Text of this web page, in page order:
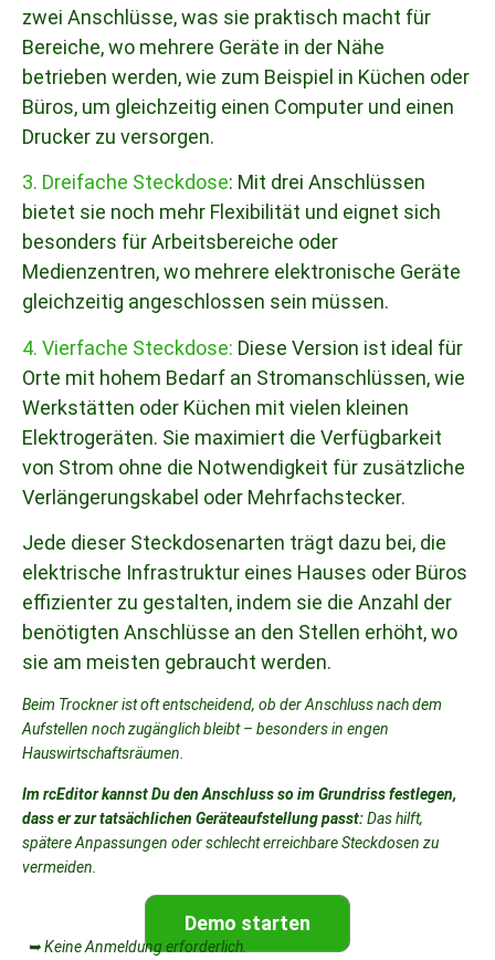
zwei Anschlüsse, was sie praktisch macht für
Bereiche, wo mehrere Geräte in der Nähe
betrieben werden, wie zum Beispiel in Küchen oder
Büros, um gleichzeitig einen Computer und einen
Drucker zu versorgen.
3. Dreifache Steckdose: Mit drei Anschlüssen
bietet sie noch mehr Flexibilität und eignet sich
besonders für Arbeitsbereiche oder
Medienzentren, wo mehrere elektronische Geräte
gleichzeitig angeschlossen sein müssen.
4. Vierfache Steckdose: Diese Version ist ideal für
Orte mit hohem Bedarf an Stromanschlüssen, wie
Werkstätten oder Küchen mit vielen kleinen
Elektrogeräten. Sie maximiert die Verfügbarkeit
von Strom ohne die Notwendigkeit für zusätzliche
Verlängerungskabel oder Mehrfachstecker.
Jede dieser Steckdosenarten trägt dazu bei, die
elektrische Infrastruktur eines Hauses oder Büros
effizienter zu gestalten, indem sie die Anzahl der
benötigten Anschlüsse an den Stellen erhöht, wo
sie am meisten gebraucht werden.
Beim Trockner ist oft entscheidend, ob der Anschluss nach dem
Aufstellen noch zugänglich bleibt – besonders in engen
Hauswirtschaftsräumen.
Im rcEditor kannst Du den Anschluss so im Grundriss festlegen,
dass er zur tatsächlichen Geräteaufstellung passt:Das hilft,
spätere Anpassungen oder schlecht erreichbare Steckdosen zu
vermeiden.
Demo starten
➥ Keine Anmeldung erforderlich.